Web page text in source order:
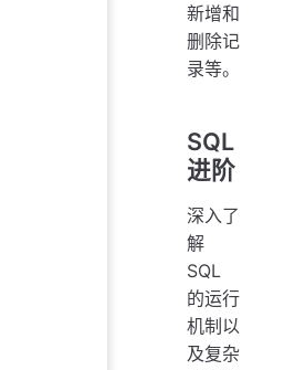
新增和
删除记
录等。
SQL
进阶
深入了
解
SQL
的运行
机制以
及复杂